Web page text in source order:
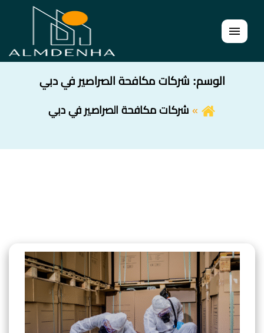
القائمة
الوسم: شركات مكافحة الصراصير في دبي
شركات مكافحة الصراصير في دبي